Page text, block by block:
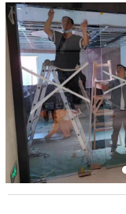
访客留言
联系我们